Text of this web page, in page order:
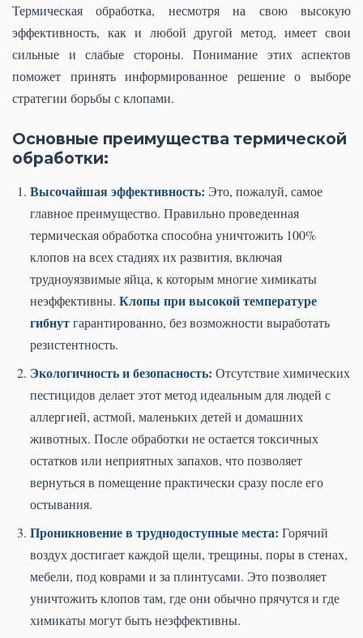
Термическая обработка, несмотря на свою высокую
эффективность, как и любой другой метод, имеет свои
сильные и слабые стороны. Понимание этих аспектов
поможет принять информированное решение о выборе
стратегии борьбы с клопами.
Основные преимущества термической
обработки:
Высочайшая эффективность: Это, пожалуй, самое
главное преимущество. Правильно проведенная
термическая обработка способна уничтожить 100%
клопов на всех стадиях их развития, включая
трудноуязвимые яйца, к которым многие химикаты
неэффективны. Клопы при высокой температуре
гибнутгарантированно, без возможности выработать
резистентность.
Экологичность и безопасность: Отсутствие химических
пестицидов делает этот метод идеальным для людей с
аллергией, астмой, маленьких детей и домашних
животных. После обработки не остается токсичных
остатков или неприятных запахов, что позволяет
вернуться в помещение практически сразу после его
остывания.
Проникновение в труднодоступные места: Горячий
воздух достигает каждой щели, трещины, поры в стенах,
мебели, под коврами и за плинтусами. Это позволяет
уничтожить клопов там, где они обычно прячутся и где
химикаты могут быть неэффективны.